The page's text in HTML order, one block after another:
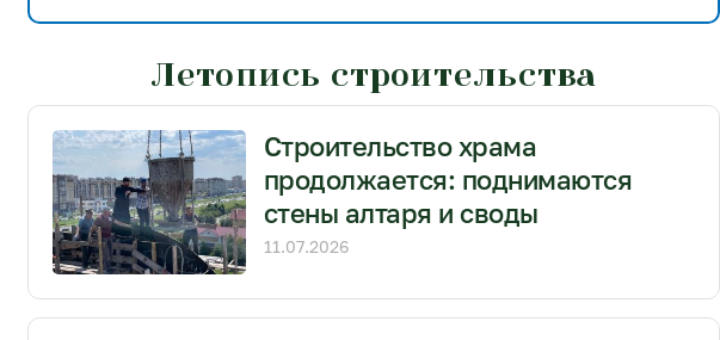
Летопись строительства
Строительство храма
продолжается: поднимаются
стены алтаря и своды
11.07.2026